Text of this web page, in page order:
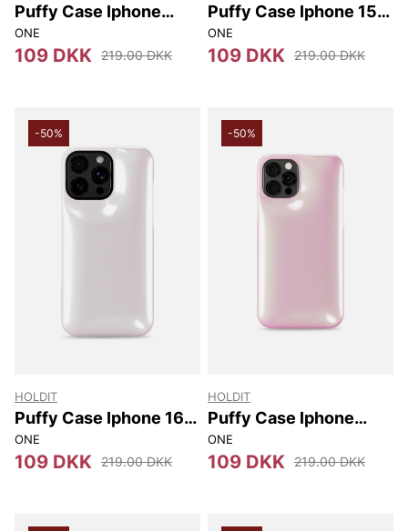
Puffy Case Iphone
17E/16E/15/14/13
ONE
109 DKK 219.00 DKK
Puffy Case Iphone 15
Pro Max
ONE
109 DKK 219.00 DKK
-50%
HOLDIT
Puffy Case Iphone 16
Pro Max
ONE
109 DKK 219.00 DKK
-50%
HOLDIT
Puffy Case Iphone
12/12 Pro
ONE
109 DKK 219.00 DKK